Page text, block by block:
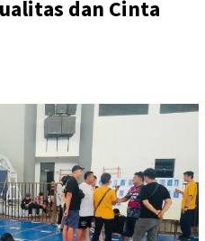
dan Cinta